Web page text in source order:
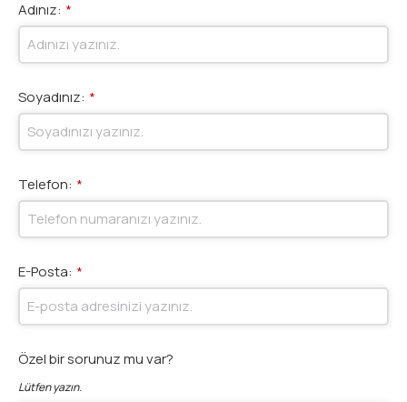
Adınız: *
Soyadınız: *
Telefon: *
E-Posta: *
Özel bir sorunuz mu var?
Lütfen yazın.